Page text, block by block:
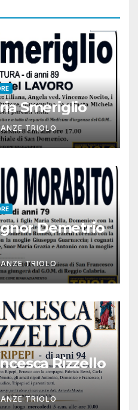
Smeriglio
TRIOLO
Demetrio
TRIOLO
Rizzello
TRIOLO